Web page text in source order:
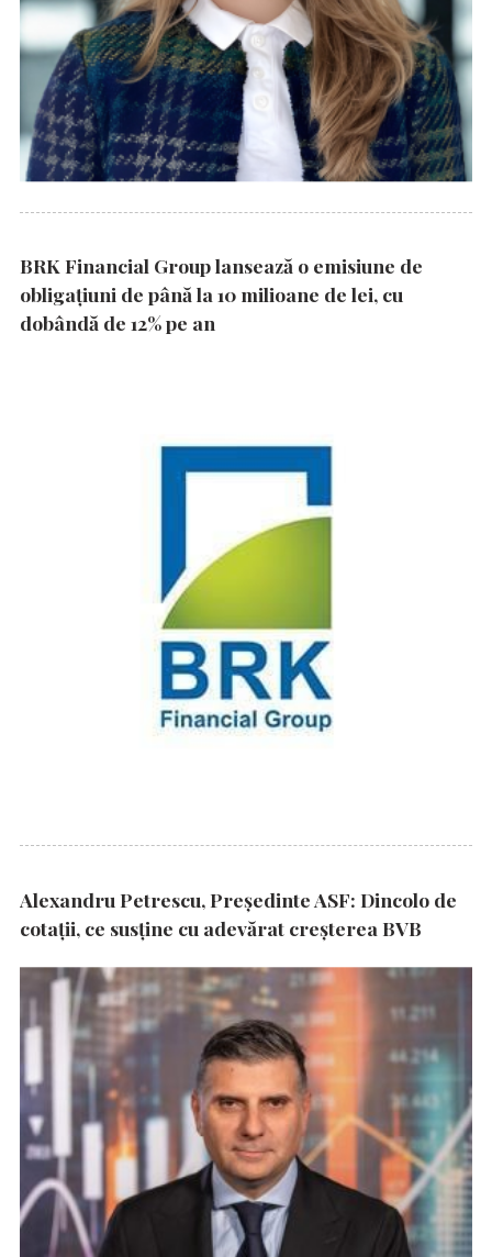
BRK Financial Group lansează o emisiune de
obligațiuni de până la 10 milioane de lei, cu
dobândă de 12% pe an
Alexandru Petrescu, Președinte ASF: Dincolo de
cotații, ce susține cu adevărat creșterea BVB